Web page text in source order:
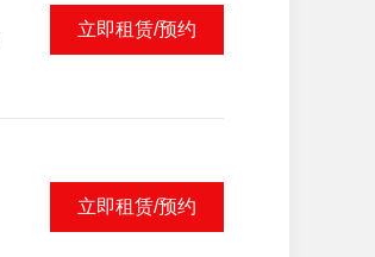
立即租赁/预约
立即租赁/预约